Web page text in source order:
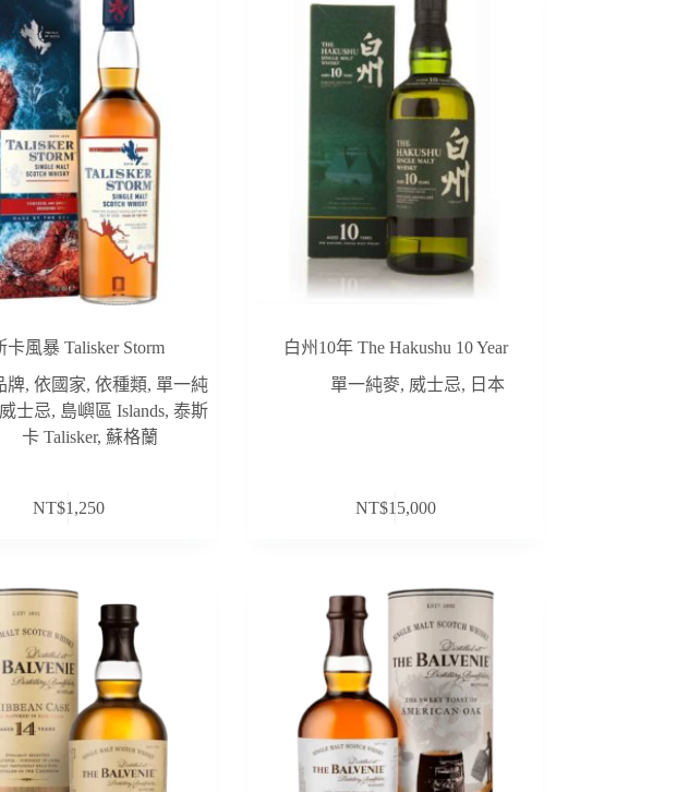
卡風暴 Talisker Storm
牌, 依國家, 依種類, 單一純
威士忌, 島嶼區 Islands, 泰斯
卡 Talisker,蘇格蘭
NT$1,250
白州10年 The Hakushu 10 Year
單一純麥, 威士忌, 日本
NT$15,000